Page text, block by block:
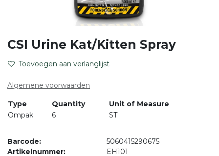
CSI Urine Kat/Kitten Spray
Toevoegen aan verlanglijst
Algemene voorwaarden
Type Quantity
Unit of Measure
Ompak
6 ST
Barcode:
5060415290675
Artikelnummer:
EH101